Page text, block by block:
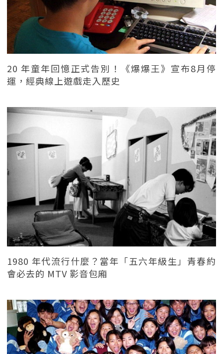
20 年童年回憶正式告別！《爆爆王》宣布8月停
運，經典線上遊戲走入歷史
1980 年代流行什麼？當年「五六年級生」青春約
會必去的 MTV 影音包廂